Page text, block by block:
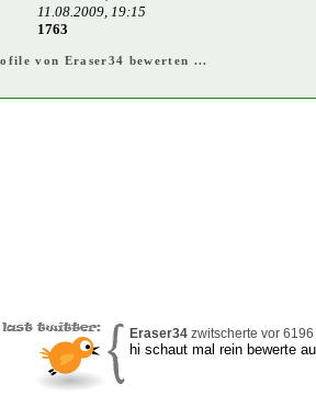
11.08.2009, 19:15
1763
von Eraser34 bewerten ...
Eraser34 zwitscherte vor 6196
hi schaut mal rein bewerte